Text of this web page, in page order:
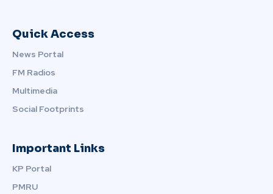
Quick Access
News Portal
FM Radios
Multimedia
Social Footprints
Important Links
KP Portal
PMRU